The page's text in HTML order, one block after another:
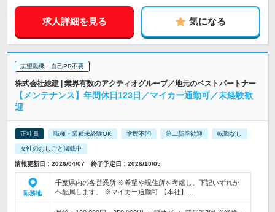
求人詳細を見る 気になる
志望動機・自己PR不要
株式会社総建 | 業界有数のアクティオグループ／地元のベストパートナー
【メンテナンス】年間休日123日／マイカー通勤可／未経験歓
迎
正社員 職種・業種未経験OK 学歴不問 第二新卒歓迎 転勤なし
女性のおしごと掲載中
情報更新日：2026/04/07 終了予定日：2026/10/05
勤務地
千葉県内の各営業所 ※希望や現住所を考慮し、下記いずれか
へ配属します。 ※マイカー通勤可 【本社】…